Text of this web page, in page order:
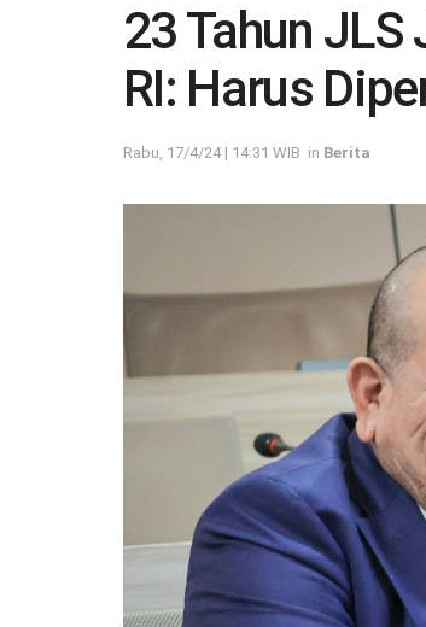
23 Tahun JLS
RI: Harus
Rabu, 17/4/24 | 14:31 WIB in Berita